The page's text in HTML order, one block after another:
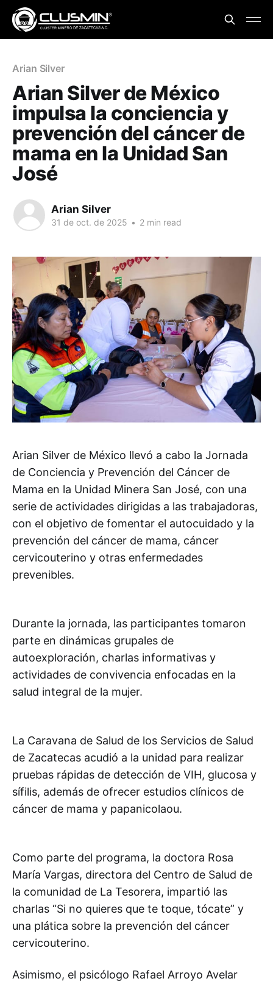
Arian Silver
Arian Silver de México
impulsa la conciencia y
prevención del cáncer de
mama en la Unidad San
José
Arian Silver
31 de oct. de 2025 • 2 min read
Arian Silver de México llevó a cabo la Jornada
de Conciencia y Prevención del Cáncer de
Mama en la Unidad Minera San José, con una
serie de actividades dirigidas a las trabajadoras,
con el objetivo de fomentar el autocuidado y la
prevención del cáncer de mama, cáncer
cervicouterino y otras enfermedades
prevenibles.
Durante la jornada, las participantes tomaron
parte en dinámicas grupales de
autoexploración, charlas informativas y
actividades de convivencia enfocadas en la
salud integral de la mujer.
La Caravana de Salud de los Servicios de Salud
de Zacatecas acudió a la unidad para realizar
pruebas rápidas de detección de VIH, glucosa y
sífilis, además de ofrecer estudios clínicos de
cáncer de mama y papanicolaou.
Como parte del programa, la doctora Rosa
María Vargas, directora del Centro de Salud de
la comunidad de La Tesorera, impartió las
charlas “Si no quieres que te toque, tócate” y
una plática sobre la prevención del cáncer
cervicouterino.
Asimismo, el psicólogo Rafael Arroyo Avelar